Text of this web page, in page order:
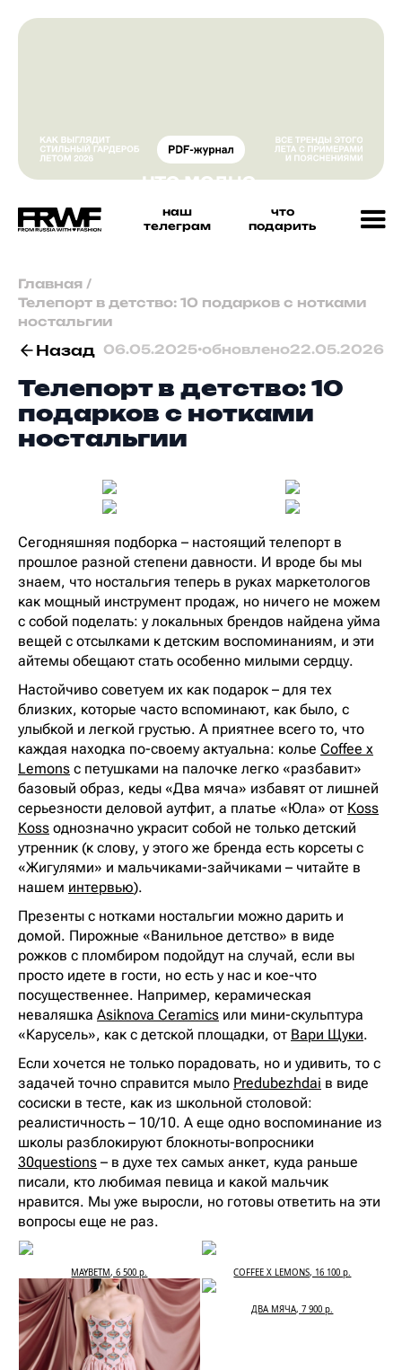
наш
телеграм
что
подарить
Главная /
Телепорт в детство: 10 подарков с нотками
ностальгии
Назад 06.05.2025•обновлено22.05.2026
Телепорт в детство: 10
подарков с нотками
ностальгии
Сегодняшняя подборка – настоящий телепорт в
прошлое разной степени давности. И вроде бы мы
знаем, что ностальгия теперь в руках маркетологов
как мощный инструмент продаж, но ничего не можем
с собой поделать: у локальных брендов найдена уйма
вещей с отсылками к детским воспоминаниям, и эти
айтемы обещают стать особенно милыми сердцу.
Настойчиво советуем их как подарок – для тех
близких, которые часто вспоминают, как было, с
улыбкой и легкой грустью. А приятнее всего то, что
каждая находка по-своему актуальна: колье Coffee x
Lemons с петушками на палочке легко «разбавит»
базовый образ, кеды «Два мяча» избавят от лишней
серьезности деловой аутфит, а платье «Юла» от Koss
Koss однозначно украсит собой не только детский
утренник (к слову, у этого же бренда есть корсеты с
«Жигулями» и мальчиками-зайчиками – читайте в
нашем интервью).
Презенты с нотками ностальгии можно дарить и
домой. Пирожные «Ванильное детство» в виде
рожков с пломбиром подойдут на случай, если вы
просто идете в гости, но есть у нас и кое-что
посущественнее. Например, керамическая
неваляшка Asiknova Ceramics или мини-скульптура
«Карусель», как с детской площадки, от Вари Щуки.
Если хочется не только порадовать, но и удивить, то с
задачей точно справится мыло Predubezhdai в виде
сосиски в тесте, как из школьной столовой:
реалистичность – 10/10. А еще одно воспоминание из
школы разблокируют блокноты-вопросники
30questions – в духе тех самых анкет, куда раньше
писали, кто любимая певица и какой мальчик
нравится. Мы уже выросли, но готовы ответить на эти
вопросы еще не раз.
MAYBETM, 6 500 р. COFFEE X LEMONS, 16 100 р.
ДВА МЯЧА, 7 900 р.